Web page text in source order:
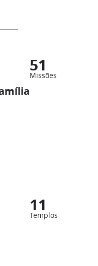
51
Missões
11
Templos